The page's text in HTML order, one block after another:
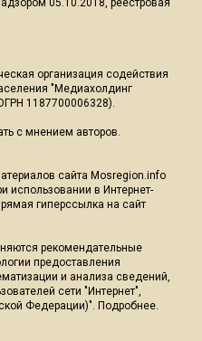
05.10.2018, реестровая
организация содействия
"Медиахолдинг
1187700006328).
с мнением авторов.
сайта Mosregion.info
использовании в Интернет-
гиперссылка на сайт
рекомендательные
предоставления
и анализа сведений,
сети "Интернет",
Федерации)". Подробнее.